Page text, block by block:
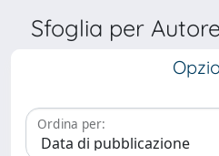
Sfoglia per
Ordina per: